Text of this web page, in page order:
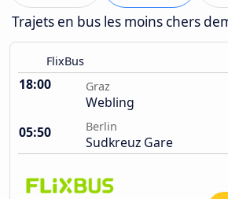
Trajets en bus les moins chers
FlixBus
18:00 Graz
Webling
05:50
Berlin
Sudkreuz Gare